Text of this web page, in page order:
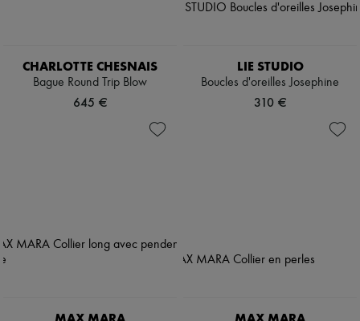
CHARLOTTE CHESNAIS
Bague Round Trip Blow
645 €
LIE STUDIO
Boucles d'oreilles Josephine
310 €